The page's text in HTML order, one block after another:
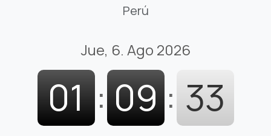
Perú
Jue, 6. Ago 2026
01 : 09 : 34